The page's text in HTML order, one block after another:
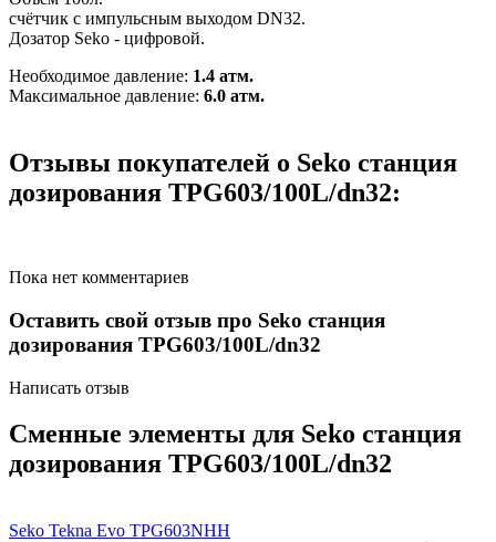
счётчик с импульсным выходом DN32.
Дозатор Seko - цифровой.
Необходимое давление: 1.4 атм.
Максимальное давление: 6.0 атм.
Отзывы покупателей о Seko cтанция
дозирования TPG603/100L/dn32:
Пока нет комментариев
Оставить свой отзыв про Seko cтанция
дозирования TPG603/100L/dn32
Написать отзыв
Сменные элементы для Seko cтанция
дозирования TPG603/100L/dn32
Seko Tekna Evo TPG603NHH